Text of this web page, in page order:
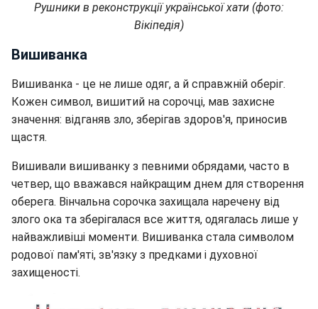
Рушники в реконструкції української хати (фото:
Вікіпедія)
Вишиванка
Вишиванка - це не лише одяг, а й справжній оберіг.
Кожен символ, вишитий на сорочці, мав захисне
значення: відганяв зло, зберігав здоров'я, приносив
щастя.
Вишивали вишиванку з певними обрядами, часто в
четвер, що вважався найкращим днем для створення
оберега. Вінчальна сорочка захищала наречену від
злого ока та зберігалася все життя, одягалась лише у
найважливіші моменти. Вишиванка стала символом
родової пам'яті, зв'язку з предками і духовної
захищеності.